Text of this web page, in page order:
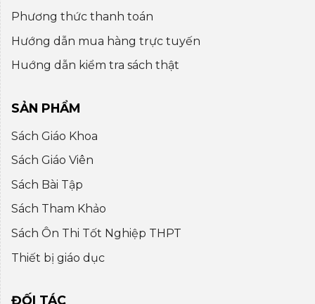
Phương thức thanh toán
Hướng dẫn mua hàng trực tuyến
Huớng dẫn kiểm tra sách thật
SẢN PHẨM
Sách Giáo Khoa
Sách Giáo Viên
Sách Bài Tập
Sách Tham Khảo
Sách Ôn Thi Tốt Nghiệp THPT
Thiết bị giáo dục
ĐỐI TÁC